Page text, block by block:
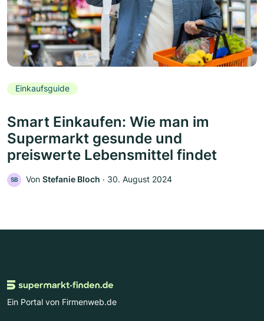
Einkaufsguide
Smart Einkaufen: Wie man im
Supermarkt gesunde und
preiswerte Lebensmittel findet
SB Von Stefanie Bloch ‧ 30. August 2024
Ein Portal von Firmenweb.de